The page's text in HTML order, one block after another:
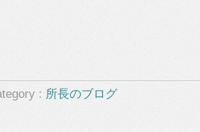
: 所長のブログ